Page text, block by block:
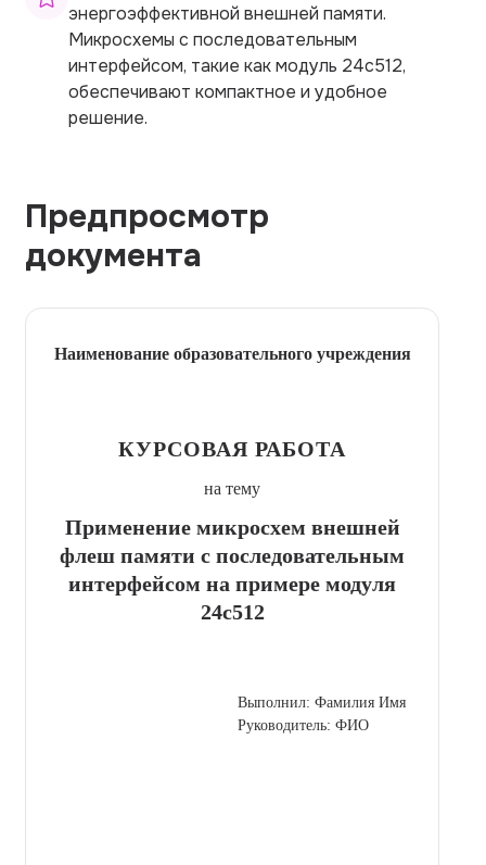
энергоэффективной внешней памяти.
Микросхемы с последовательным
интерфейсом, такие как модуль 24c512,
обеспечивают компактное и удобное
решение.
Предпросмотр
документа
Наименование образовательного учреждения
КУРСОВАЯ РАБОТА
на тему
Применение микросхем внешней
флеш памяти с последовательным
интерфейсом на примере модуля
24c512
Выполнил: Фамилия Имя
Руководитель: ФИО